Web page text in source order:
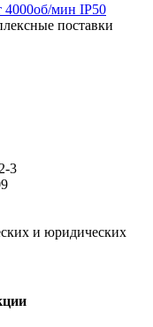
4000об/мин IP50
поставки
3
и юридических